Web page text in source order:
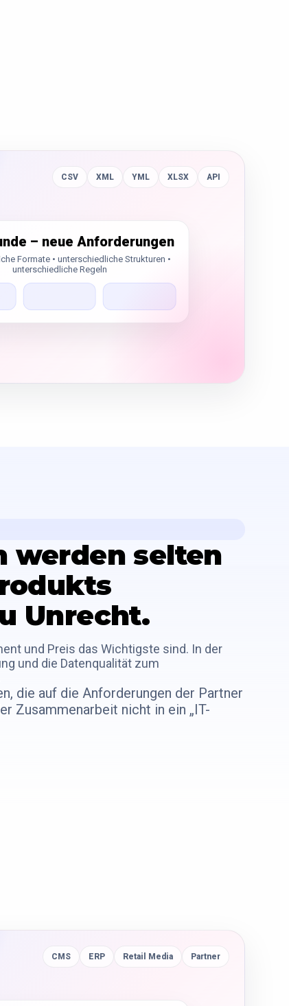
CSV XML YML XLSX API
– neue Anforderungen
Formate • unterschiedliche Strukturen •
unterschiedliche Regeln
werden selten
Unrecht.
und Preis das Wichtigste sind. In der
und die Datenqualität zum
die auf die Anforderungen der Partner
Zusammenarbeit nicht in ein „IT-
CMS ERP Retail Media Partner